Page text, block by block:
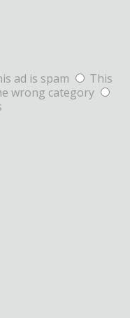
ad is spam
This
wrong category